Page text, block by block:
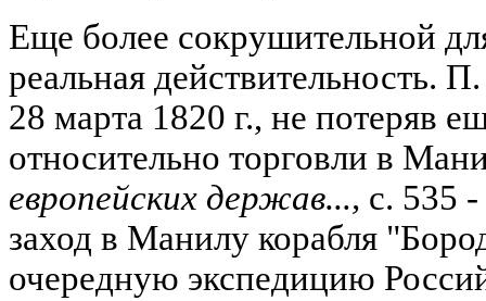
Еще более сокрушительной
реальная действительность.
28 марта 1820 г., не потеряв
относительно торговли в
европейских держав..., с. 535
заход в Манилу корабля
очередную экспедицию